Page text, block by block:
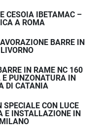
CESOIA IBETAMAC –
A ROMA
BARRE IN
IN RAME NC 160
PUNZONATURA IN
DI CATANIA
CON LUCE
E INSTALLAZIONE IN